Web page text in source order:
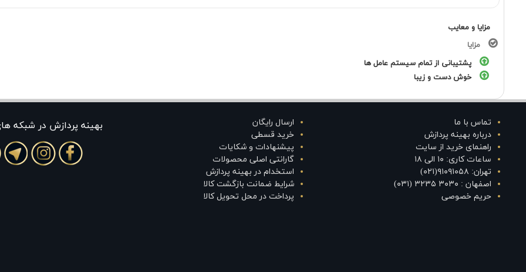
مزایا و معایب
مزایا
پشتیبانی از تمام سیستم عامل ها
خوش دست و زیبا
تماس با ما
درباره بهینه پردازش
راهنمای خرید از سایت
ساعات کاری: ۱۰ الی ۱۸
تهران: ۹۱۰۹۱۰۵۸(۰۲۱)
اصفهان : ۳۰۳۰ ۳۲۳۵ (۰۳۱)
حریم خصوصی
ارسال رایگان
خرید قسطی
پیشنهادات و شکایات
گارانتی اصلی محصولات
استخدام در بهینه پردازش
شرایط ضمانت بازگشت کالا
پرداخت در محل تحویل کالا
بهينه پردازش در شبکه